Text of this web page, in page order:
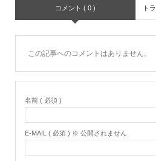
コメント ( 0 ) ト
この記事へのコメントはありません。
名前 ( 必須 )
E-MAIL ( 必須 ) ※ 公開されません